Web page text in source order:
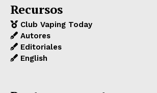
Recursos
Club Vaping Today
Autores
Editoriales
English